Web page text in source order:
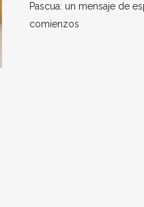
Pascua: un mensaje de
comienzos